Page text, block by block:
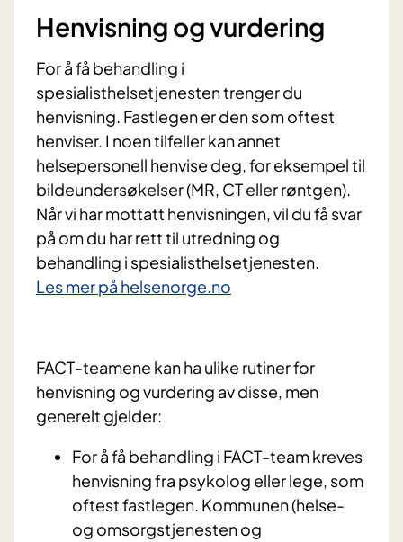
Henvisning og vurdering
For å få behandling i
spesialisthelsetjenesten trenger du
henvisning. Fastlegen er den som oftest
henviser. I noen tilfeller kan annet
helsepersonell henvise deg, for eksempel til
bildeundersøkelser (MR, CT eller røntgen).
Når vi har mottatt henvisningen, vil du få svar
på om du har rett til utredning og
behandling i spesialisthelsetjenesten.
Les mer på helsenorge.no
FACT-teamene kan ha ulike rutiner for
henvisning og vurdering av disse, men
generelt gjelder:
For å få behandling i FACT-team kreves
henvisning fra psykolog eller lege, som
oftest fastlegen. Kommunen (helse-
og omsorgstjenesten og